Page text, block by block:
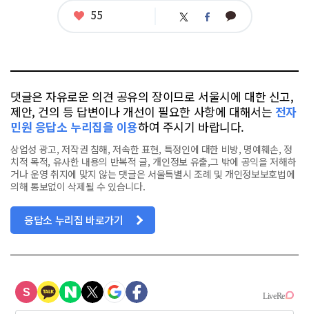
좋
55 트 페 카
댓글은 자유로운 의견 공유의 장이므로 서울시에 대한 신고,
제안, 건의 등 답변이나 개선이 필요한 사항에 대해서는 전자
민원 응답소 누리집을 이용하여 주시기 바랍니다.
상업성 광고, 저작권 침해, 저속한 표현, 특정인에 대한 비방, 명예훼손, 정
치적 목적, 유사한 내용의 반복적 글, 개인정보 유출,그 밖에 공익을 저해하
거나 운영 취지에 맞지 않는 댓글은 서울특별시 조례 및 개인정보보호법에
의해 통보없이 삭제될 수 있습니다.
응답소 누리집 바로가기